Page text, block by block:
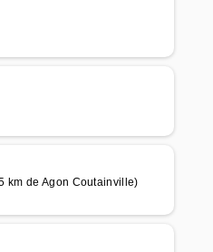
km de Agon Coutainville)